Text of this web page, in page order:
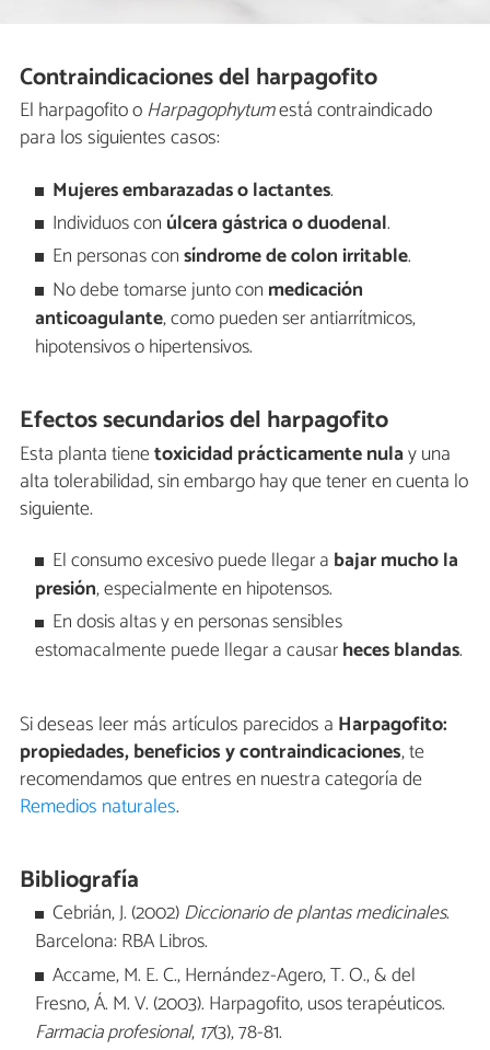
Contraindicaciones del harpagofito
El harpagofito oHarpagophytumestá contraindicado
para los siguientes casos:
Mujeres embarazadas o lactantes.
Individuos con úlcera gástrica o duodenal.
En personas consíndrome de colon irritable.
No debe tomarse junto con medicación
anticoagulante, como pueden ser antiarrítmicos,
hipotensivos o hipertensivos.
Efectos secundarios del harpagofito
Esta planta tienetoxicidad prácticamente nulay una
alta tolerabilidad, sin embargo hay que tener en cuenta lo
siguiente.
El consumo excesivo puede llegar a bajar mucho la
presión, especialmente en hipotensos.
En dosis altas y en personas sensibles
estomacalmente puede llegar a causarheces blandas.
Si deseas leer más artículos parecidos a Harpagofito:
propiedades, beneficios y contraindicaciones, te
recomendamos que entres en nuestra categoría de
Remedios naturales.
Bibliografía
Cebrián, J. (2002)Diccionario de plantas medicinales.
Barcelona: RBA Libros.
Accame, M. E. C., Hernández-Agero, T. O., & del
Fresno, Á. M. V. (2003). Harpagofito, usos terapéuticos.
Farmacia profesional, 17(3), 78-81.